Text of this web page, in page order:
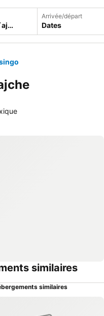
Arrivée/départ
Dates
similaires
similaires